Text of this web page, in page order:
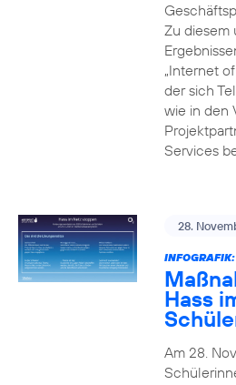
Zu diesem
„Internet
der sich
wie in den
Services
28.
INFOGRAFIK:
Hass
Am 28.